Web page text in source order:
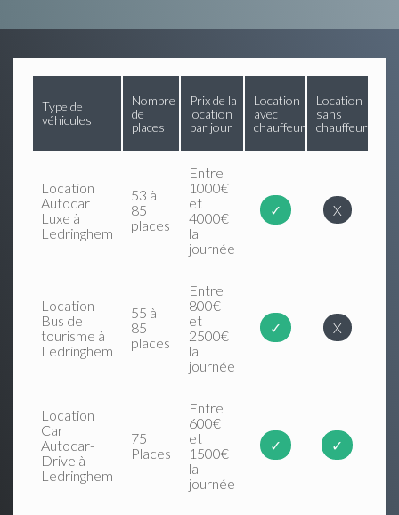
Type de
véhicules
Nombre
de
places
Prix de la
location
par jour
Location
avec
chauffeur
Location
sans
chauffeur
Location
Autocar
Luxe à
Ledringhem
53 à
85
places
Entre
1000€
et
4000€
la
journée
✓ X
Location
Bus de
tourisme à
Ledringhem
55 à
85
places
Entre
800€
et
2500€
la
journée
✓ X
Location
Car
Autocar-
Drive à
Ledringhem
75
Places
Entre
600€
et
1500€
la
journée
✓ ✓